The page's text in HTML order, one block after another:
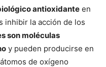
antioxidante en
inhibir la acción de los
son moléculas
y pueden producirse en
de oxígeno